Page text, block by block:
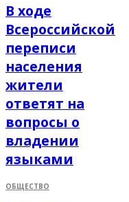
В ходе
Всероссийской
переписи
населения
жители
ответят на
вопросы о
владении
языками
ОБЩЕСТВО